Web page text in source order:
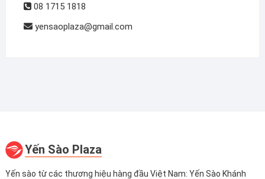
08 1715 1818
yensaoplaza@gmail.com
Yến Sào Plaza
Yến sào từ các thương hiệu hàng đầu Việt Nam: Yến Sào Khánh